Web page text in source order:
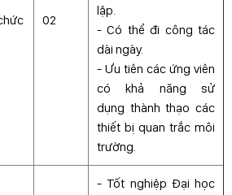
02
lập.
- Có thể đi công tác
dài ngày.
- Ưu tiên các ứng viên
có khả năng sử
dụng thành thạo các
thiết bị quan trắc môi
trường.
- Tốt nghiệp Đại học